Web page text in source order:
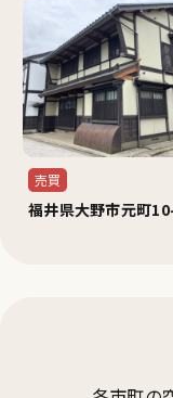
売買
福井県大野市元町